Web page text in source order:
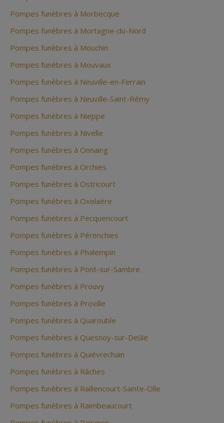
Pompes funèbres à Morbecque
Pompes funèbres à Mortagne-du-Nord
Pompes funèbres à Mouchin
Pompes funèbres à Mouvaux
Pompes funèbres à Neuville-en-Ferrain
Pompes funèbres à Neuville-Saint-Rémy
Pompes funèbres à Nieppe
Pompes funèbres à Nivelle
Pompes funèbres à Onnaing
Pompes funèbres à Orchies
Pompes funèbres à Ostricourt
Pompes funèbres à Oxelaëre
Pompes funèbres à Pecquencourt
Pompes funèbres à Pérenchies
Pompes funèbres à Phalempin
Pompes funèbres à Pont-sur-Sambre
Pompes funèbres à Prouvy
Pompes funèbres à Proville
Pompes funèbres à Quarouble
Pompes funèbres à Quesnoy-sur-Deûle
Pompes funèbres à Quiévrechain
Pompes funèbres à Râches
Pompes funèbres à Raillencourt-Sainte-Olle
Pompes funèbres à Raimbeaucourt